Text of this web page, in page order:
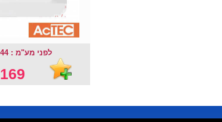
לפני מע"מ : 144.44 ₪
169 ₪